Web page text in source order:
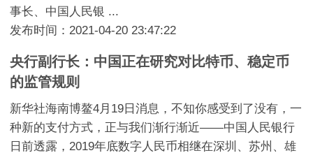
事长、中国人民银 ...
发布时间：2021-04-20 23:47:22
央行副行长：中国正在研究对比特币、稳定币
的监管规则
新华社海南博鳌4月19日消息，不知你感受到了没有，一
种新的支付方式，正与我们渐行渐近——中国人民银行
日前透露，2019年底数字人民币相继在深圳、苏州、雄